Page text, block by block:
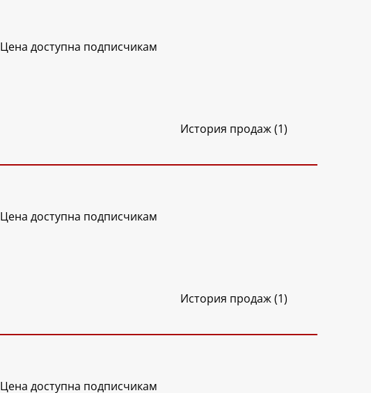
Цена доступна подписчикам
История продаж (1)
Цена доступна подписчикам
История продаж (1)
Цена доступна подписчикам